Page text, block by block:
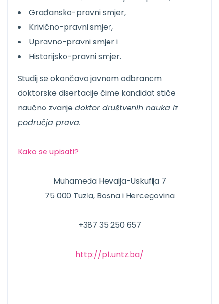
Građansko-pravni smjer,
Krivično-pravni smjer,
Upravno-pravni smjer i
Historijsko-pravni smjer.
Studij se okončava javnom odbranom
doktorske disertacije čime kandidat stiče
naučno zvanjedoktor društvenih nauka iz
područja prava.
Kako se upisati?
Muhameda Hevaija-Uskufija 7
75 000 Tuzla, Bosna i Hercegovina
+387 35 250 657
http://pf.untz.ba/